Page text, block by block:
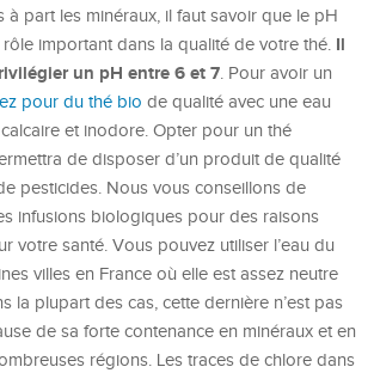
à part les minéraux, il faut savoir que le pH
important dans la qualité de votre thé. Il
un pH entre 6 et 7. Pour avoir un
pour du thé bio de qualité avec une eau
et inodore. Opter pour un thé
de disposer d’un produit de qualité
pesticides. Nous vous conseillons de
infusions biologiques pour des raisons
votre santé. Vous pouvez utiliser l’eau du
villes en France où elle est assez neutre
la plupart des cas, cette dernière n’est pas
de sa forte contenance en minéraux et en
régions. Les traces de chlore dans